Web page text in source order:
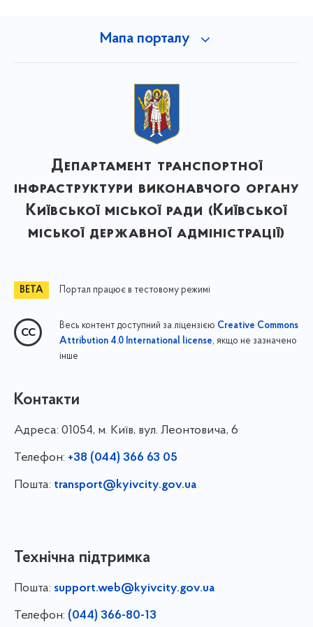
Мапа порталу
Департамент транспортної
інфраструктури виконавчого органу
Київської міської ради (Київської
міської державної адміністрації)
Портал працює в тестовому режимі
Весь контент доступний за ліцензією Creative Commons
Attribution 4.0 International license, якщо не зазначено
інше
Контакти
Адреса: 01054, м. Київ, вул. Леонтовича, 6
Телефон: +38 (044) 366 63 05
Пошта: transport@kyivcity.gov.ua
Технічна підтримка
Пошта: support.web@kyivcity.gov.ua
Телефон: (044) 366-80-13